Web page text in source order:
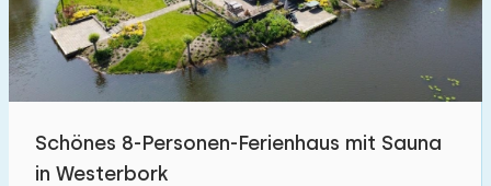
Schönes 8-Personen-Ferienhaus mit Sauna
in Westerbork